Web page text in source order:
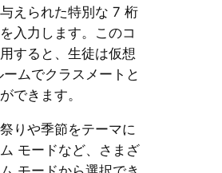
えられた特別な 7 桁
入力します。このコ
すると、生徒は仮想
ムでクラスメートと
できます。
りや季節をテーマに
モードなど、さまざ